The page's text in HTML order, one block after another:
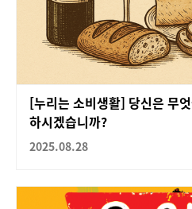
[누리는 소비생활] 당신은 무
하시겠습니까?
2025.08.28